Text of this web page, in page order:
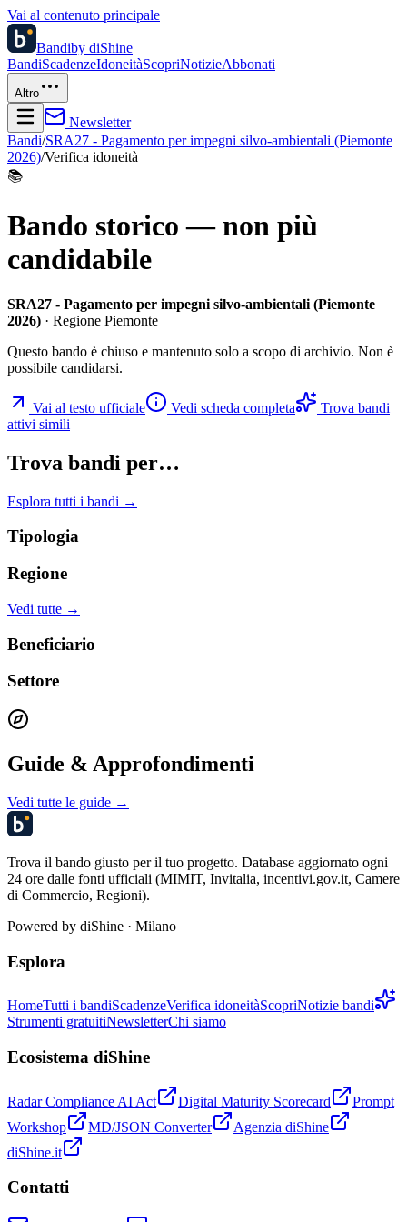
Vai al contenuto principale
Bandiby diShine
BandiScadenzeIdoneitàScopriNotizieAbbonati
Altro
Newsletter
Bandi/SRA27 - Pagamento per impegni silvo-ambientali (Piemonte
2026)/Verifica idoneità
📚
Bando storico — non più
candidabile
SRA27 - Pagamento per impegni silvo-ambientali (Piemonte
2026) · Regione Piemonte
Questo bando è chiuso e mantenuto solo a scopo di archivio. Non è
possibile candidarsi.
Vai al testo ufficiale Vedi scheda completa
Trova bandi
attivi simili
Trova bandi per…
Esplora tutti i bandi →
Tipologia
Regione
Vedi tutte →
Beneficiario
Settore
Guide & Approfondimenti
Vedi tutte le guide →
Trova il bando giusto per il tuo progetto. Database aggiornato ogni
24 ore dalle fonti ufficiali (MIMIT, Invitalia, incentivi.gov.it, Camere
di Commercio, Regioni).
Powered by diShine · Milano
Esplora
HomeTutti i bandiScadenzeVerifica idoneitàScopriNotizie bandi
Strumenti gratuitiNewsletterChi siamo
Ecosistema diShine
Radar Compliance AI Act Digital Maturity Scorecard
Prompt
Workshop
MD/JSON Converter
Agenzia diShine
diShine.it
Contatti